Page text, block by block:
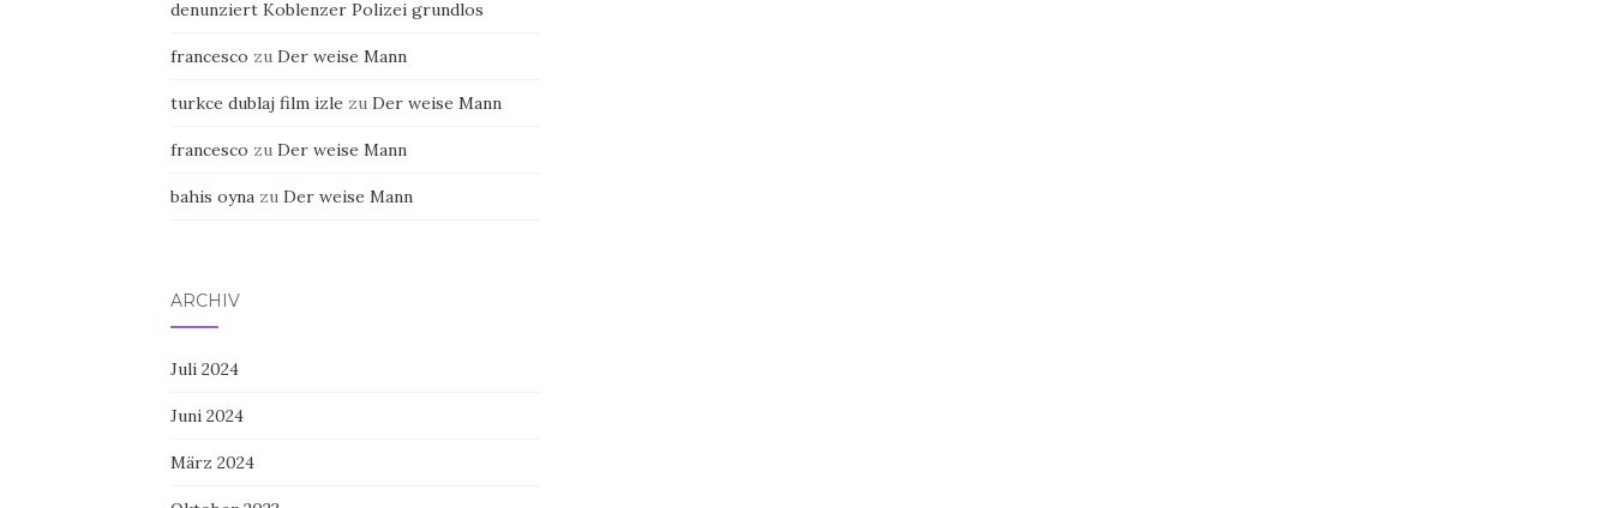
denunziert Koblenzer Polizei grundlos
francesco zu Der weise Mann
turkce dublaj film izle zu Der weise Mann
francesco zu Der weise Mann
bahis oyna zu Der weise Mann
ARCHIV
Juli 2024
Juni 2024
März 2024